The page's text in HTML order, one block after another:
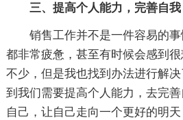
三、提高个人能力，完善自我
销售工作并不是一件容易的
都非常疲惫，甚至有时候会感到
不少，但是我也找到办法进行解
到我们需要提高个人能力，去完
自己，让自己走向一个更好的明